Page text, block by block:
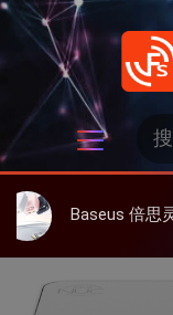
跳
发
：
Baseus 倍思灵动充伸缩线充电器 67W 3C，超